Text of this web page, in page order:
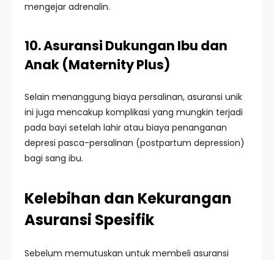
mengejar adrenalin.
10. Asuransi Dukungan Ibu dan
Anak (Maternity Plus)
Selain menanggung biaya persalinan, asuransi unik
ini juga mencakup komplikasi yang mungkin terjadi
pada bayi setelah lahir atau biaya penanganan
depresi pasca-persalinan (postpartum depression)
bagi sang ibu.
Kelebihan dan Kekurangan
Asuransi Spesifik
Sebelum memutuskan untuk membeli asuransi